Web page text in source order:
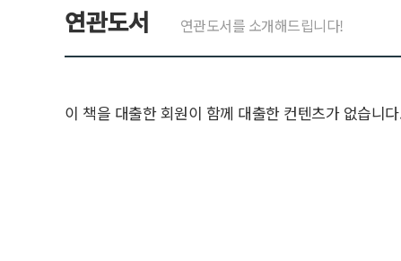
연관도서 연관도서를 소개해드립니다!
이 책을 대출한 회원이 함께 대출한 컨텐츠가 없습니